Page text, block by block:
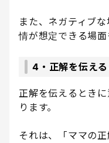
また、ネガティブ
情が想定できる場面
4・正解を伝え
正解を伝えるとき
ります。
それは、「ママの